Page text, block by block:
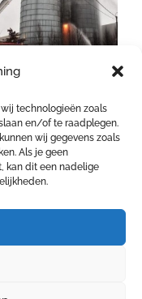
technologieën zoals
en/of te raadplegen.
wij gegevens zoals
Als je geen
kan dit een nadelige
mythes
brand